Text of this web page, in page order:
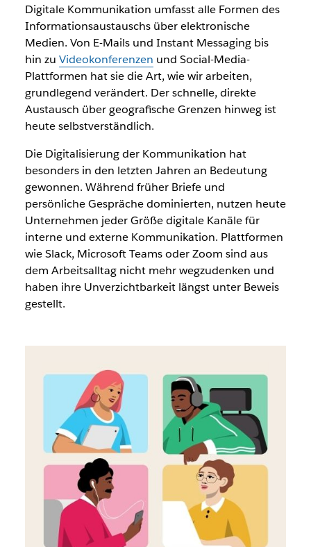
Digitale Kommunikation umfasst alle Formen des
Informationsaustauschs über elektronische
Medien. Von E-Mails und Instant Messaging bis
hin zu Videokonferenzen und Social-Media-
Plattformen hat sie die Art, wie wir arbeiten,
grundlegend verändert. Der schnelle, direkte
Austausch über geografische Grenzen hinweg ist
heute selbstverständlich.
Die Digitalisierung der Kommunikation hat
besonders in den letzten Jahren an Bedeutung
gewonnen. Während früher Briefe und
persönliche Gespräche dominierten, nutzen heute
Unternehmen jeder Größe digitale Kanäle für
interne und externe Kommunikation. Plattformen
wie Slack, Microsoft Teams oder Zoom sind aus
dem Arbeitsalltag nicht mehr wegzudenken und
haben ihre Unverzichtbarkeit längst unter Beweis
gestellt.